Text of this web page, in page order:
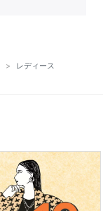
レディース